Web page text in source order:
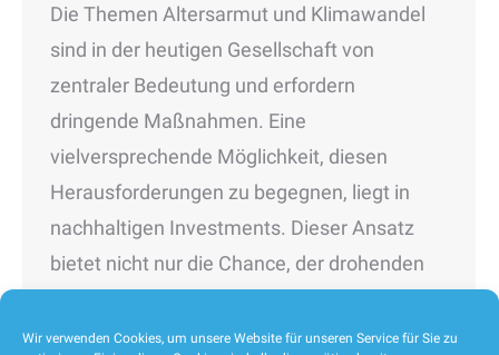
Wir verwenden Cookies, um unsere Website für unseren Service für Sie zu
Die Themen Altersarmut und Klimawandel
sind in der heutigen Gesellschaft von
zentraler Bedeutung und erfordern
dringende Maßnahmen. Eine
vielversprechende Möglichkeit, diesen
Herausforderungen zu begegnen, liegt in
nachhaltigen Investments. Dieser Ansatz
bietet nicht nur die Chance, der drohenden
ermöglicht es gleichzeitig, aktiv zum Schutz